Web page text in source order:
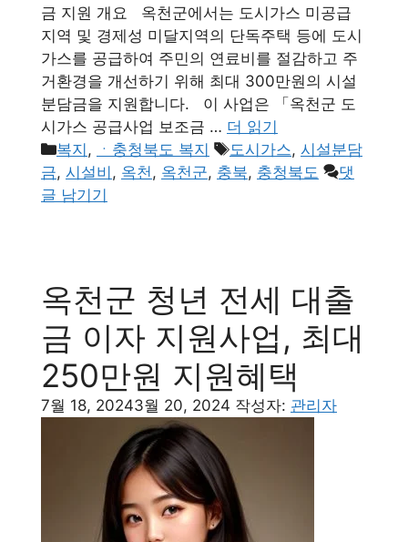
금 지원 개요 옥천군에서는 도시가스 미공급
지역 및 경제성 미달지역의 단독주택 등에 도시
가스를 공급하여 주민의 연료비를 절감하고 주
거환경을 개선하기 위해 최대 300만원의 시설
분담금을 지원합니다. 이 사업은 「옥천군 도
시가스 공급사업 보조금 … 더 읽기
카
테
고
복지 , ㆍ충청북도 복지
태
그
도시가스, 시설분담
금, 시설비 , 옥천, 옥천군, 충북, 충청북도
댓
글 남기기
옥천군 청년 전세 대출
금 이자 지원사업, 최대
250만원 지원혜택
7월 18, 20243월 20, 2024 작성자: 관리자